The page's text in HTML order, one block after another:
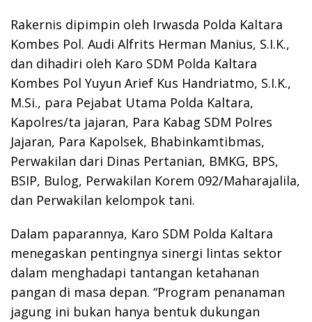
Rakernis dipimpin oleh Irwasda Polda Kaltara
Kombes Pol. Audi Alfrits Herman Manius, S.I.K.,
dan dihadiri oleh Karo SDM Polda Kaltara
Kombes Pol Yuyun Arief Kus Handriatmo, S.I.K.,
M.Si., para Pejabat Utama Polda Kaltara,
Kapolres/ta jajaran, Para Kabag SDM Polres
Jajaran, Para Kapolsek, Bhabinkamtibmas,
Perwakilan dari Dinas Pertanian, BMKG, BPS,
BSIP, Bulog, Perwakilan Korem 092/Maharajalila,
dan Perwakilan kelompok tani.
Dalam paparannya, Karo SDM Polda Kaltara
menegaskan pentingnya sinergi lintas sektor
dalam menghadapi tantangan ketahanan
pangan di masa depan. “Program penanaman
jagung ini bukan hanya bentuk dukungan